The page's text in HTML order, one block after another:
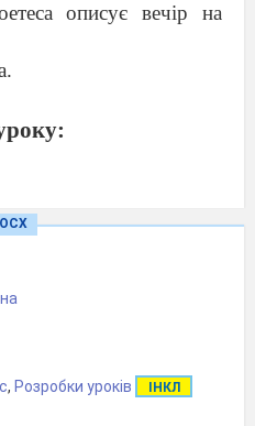
описує вечір на
гарно читати, якщо
, Розробки уроків ІНКЛ